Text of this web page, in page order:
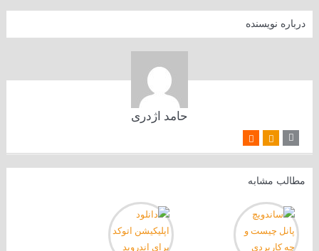
درباره نویسنده
حامد اژدری
مطالب مشابه